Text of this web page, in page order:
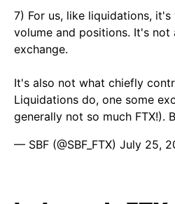
7) For us, like liquidations,
volume and positions. It's
exchange.
It's also not what chiefly
Liquidations do, one some
generally not so much FTX!).
— SBF (@SBF_FTX) July 25,